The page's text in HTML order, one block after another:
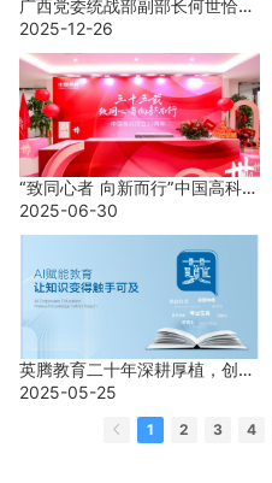
广西党委统战部副部长何世恰一
行赴公司考察调研
2025-12-26
“致同心者 向新而行”中国高科集
团成立33周年
2025-06-30
英腾教育二十年深耕厚植，创新
引领再谱华章
2025-05-25
1 2 3 4